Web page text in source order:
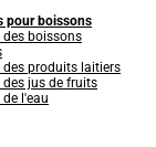
pour boissons
des boissons
des produits laitiers
des jus de fruits
l'eau